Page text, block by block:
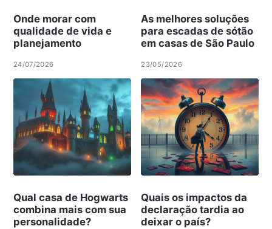
Onde morar com
qualidade de vida e
planejamento
24/07/2026
As melhores soluções
para escadas de sótão
em casas de São Paulo
23/05/2026
Qual casa de Hogwarts
combina mais com sua
personalidade?
Quais os impactos da
declaração tardia ao
deixar o país?